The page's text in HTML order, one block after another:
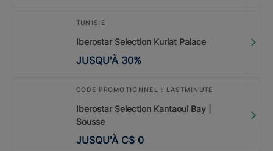
TUNISIE
Iberostar Selection Kuriat Palace
JUSQU'À 30%
CODE PROMOTIONNEL : LASTMINUTE
Iberostar Selection Kantaoui Bay |
Sousse
JUSQU'À C$ 0